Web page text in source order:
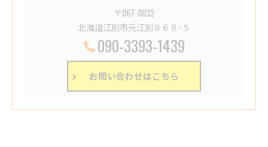
〒067-0032
北海道江別市元江別８６８−５
090-3393-1439
お問い合わせはこちら